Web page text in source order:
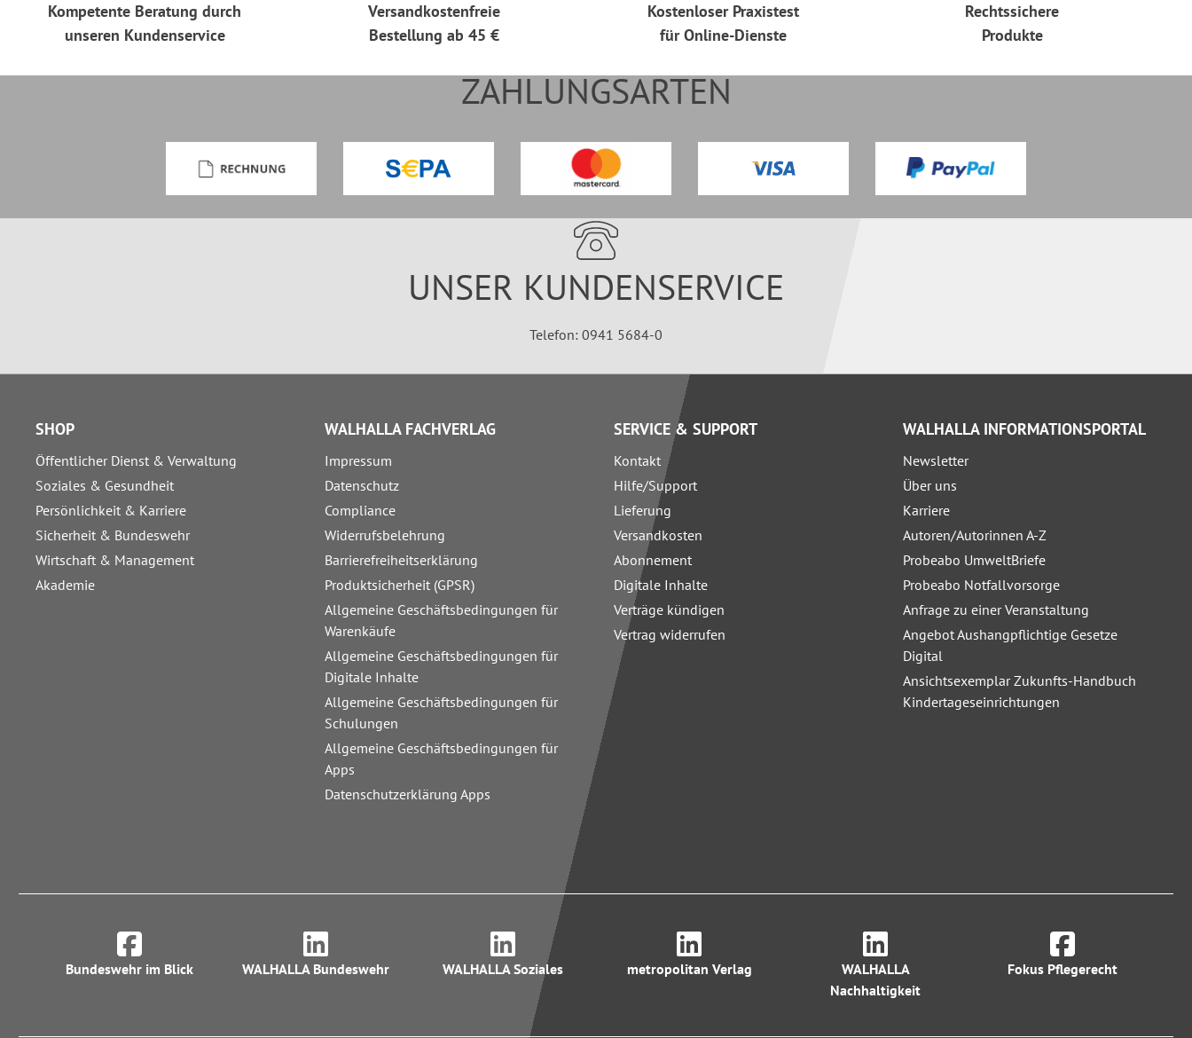
Kompetente Beratung durch
unseren Kundenservice
Versandkostenfreie
Bestellung ab 45 €
Kostenloser Praxistest
für Online-Dienste
Rechtssichere
Produkte
ZAHLUNGSARTEN
UNSER KUNDENSERVICE
Telefon: 0941 5684-0
SHOP
Öffentlicher Dienst & Verwaltung
Soziales & Gesundheit
Persönlichkeit & Karriere
Sicherheit & Bundeswehr
Wirtschaft & Management
Akademie
WALHALLA FACHVERLAG
Impressum
Datenschutz
Compliance
Widerrufsbelehrung
Barrierefreiheitserklärung
Produktsicherheit (GPSR)
Allgemeine Geschäftsbedingungen für
Warenkäufe
Allgemeine Geschäftsbedingungen für
Digitale Inhalte
Allgemeine Geschäftsbedingungen für
Schulungen
Allgemeine Geschäftsbedingungen für
Apps
Datenschutzerklärung Apps
SERVICE & SUPPORT
Kontakt
Hilfe/Support
Lieferung
Versandkosten
Abonnement
Digitale Inhalte
Verträge kündigen
Vertrag widerrufen
WALHALLA INFORMATIONSPORTAL
Newsletter
Über uns
Karriere
Autoren/Autorinnen A-Z
Probeabo UmweltBriefe
Probeabo Notfallvorsorge
Anfrage zu einer Veranstaltung
Angebot Aushangpflichtige Gesetze
Digital
Ansichtsexemplar Zukunfts-Handbuch
Kindertageseinrichtungen
Bundeswehr im Blick WALHALLA Bundeswehr WALHALLA Soziales metropolitan Verlag
WALHALLA
Nachhaltigkeit
Fokus Pflegerecht